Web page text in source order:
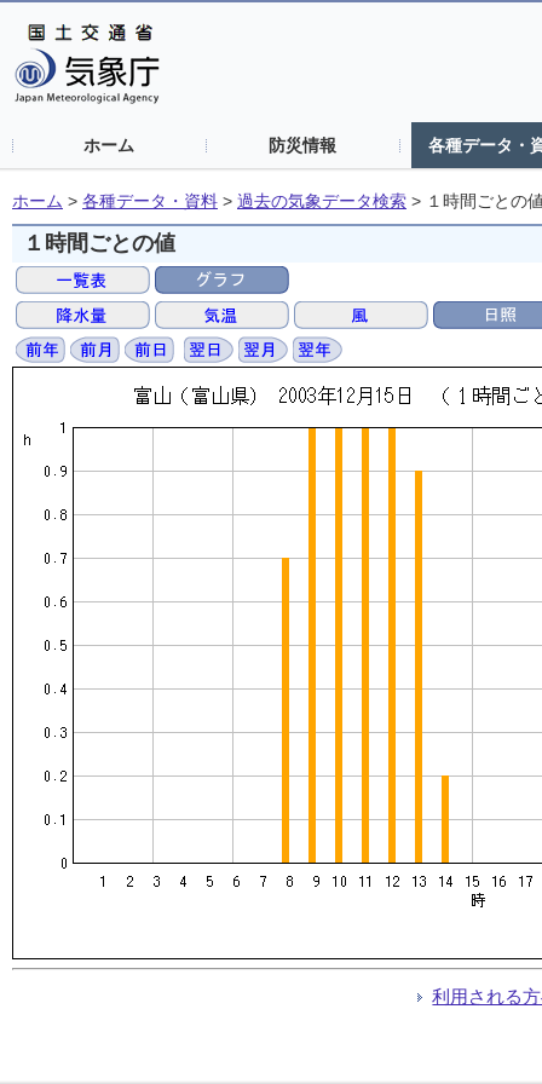
ホーム 防災情報 各種データ・
ホーム > 各種データ・資料 > 過去の気象データ検索 > １時間ごとの
１時間ごとの値
利用される